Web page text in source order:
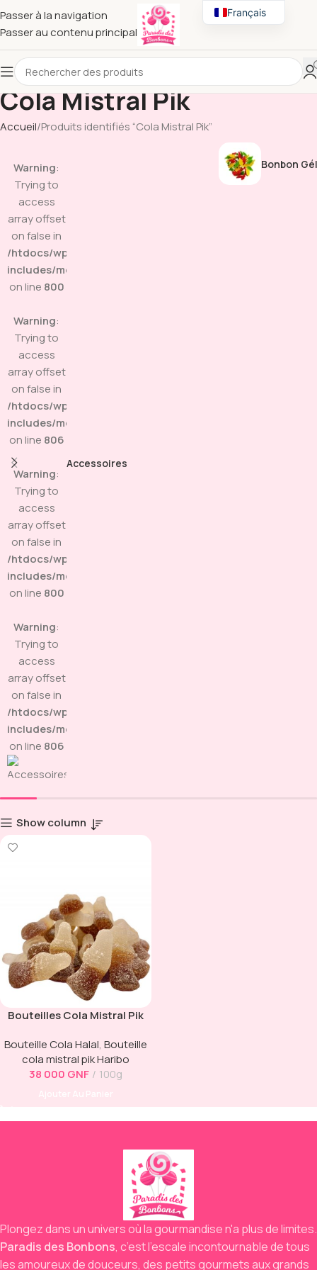
Passer à la navigation
Passer au contenu principal
Cola Mistral Pik
Accueil Produits identifiés “Cola Mistral Pik”
Warning:
Trying to
access
array offset
on false in
/htdocs/wp-
includes/media.php
on line 800
Warning:
Trying to
access
array offset
on false in
/htdocs/wp-
includes/media.php
on line 806
Warning:
Trying to
access
array offset
on false in
/htdocs/wp-
includes/media.php
on line 800
Warning:
Trying to
access
array offset
on false in
/htdocs/wp-
includes/media.php
on line 806
Accessoires
Bonbon
Show column
Bouteilles Cola Mistral Pik
Bouteille Cola Halal, Bouteille
cola mistral pik Haribo
38 000 GNF 100g
Plongez dans un univers où la gourmandise n'a plus de limites.
Paradis des Bonbons, c’est l’escale incontournable de tous
les amoureux de douceurs, des petits gourmets aux grands
Français